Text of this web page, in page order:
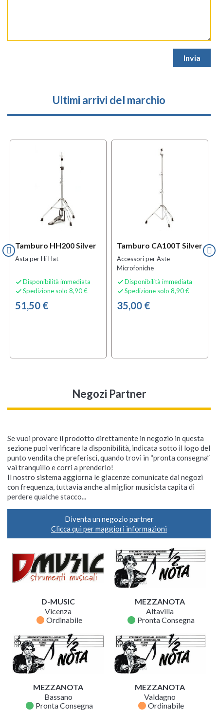
Ultimi arrivi del marchio
Tamburo HH200 Silver
Asta per Hi Hat
 Disponibilità immediata
 Spedizione solo 8,90 €
51,50 €
Tamburo CA100T Silver
Accessori per Aste
Microfoniche
 Disponibilità immediata
 Spedizione solo 8,90 €
35,00 €
Negozi Partner
Se vuoi provare il prodotto direttamente in negozio in questa
sezione puoi verificare la disponibilità, indicata sotto il logo del
punto vendita che preferisci, quando trovi in “pronta consegna”
vai tranquillo e corri a prenderlo!
Il nostro sistema aggiorna le giacenze comunicate dai negozi
con frequenza, tuttavia anche al miglior musicista capita di
perdere qualche stacco...
Diventa un negozio partner
Clicca qui per maggiori informazioni
D-MUSIC
Vicenza
fiber_manual_record Ordinabile
MEZZANOTA
Altavilla
fiber_manual_record Pronta Consegna
MEZZANOTA
Bassano
fiber_manual_record Pronta Consegna
MEZZANOTA
Valdagno
fiber_manual_record Ordinabile